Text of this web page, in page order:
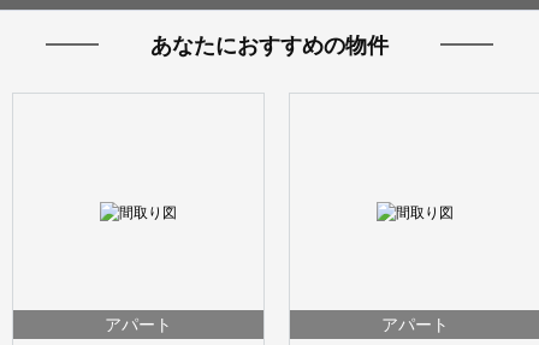
あなたにおすすめの物件
アパート アパート